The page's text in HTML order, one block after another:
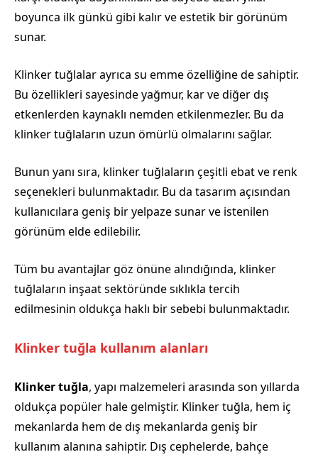
boyunca ilk günkü gibi kalır ve estetik bir görünüm
sunar.
Klinker tuğlalar ayrıca su emme özelliğine de sahiptir.
Bu özellikleri sayesinde yağmur, kar ve diğer dış
etkenlerden kaynaklı nemden etkilenmezler. Bu da
klinker tuğlaların uzun ömürlü olmalarını sağlar.
Bunun yanı sıra, klinker tuğlaların çeşitli ebat ve renk
seçenekleri bulunmaktadır. Bu da tasarım açısından
kullanıcılara geniş bir yelpaze sunar ve istenilen
görünüm elde edilebilir.
Tüm bu avantajlar göz önüne alındığında, klinker
tuğlaların inşaat sektöründe sıklıkla tercih
edilmesinin oldukça haklı bir sebebi bulunmaktadır.
Klinker tuğla kullanım alanları
Klinker tuğla, yapı malzemeleri arasında son yıllarda
oldukça popüler hale gelmiştir. Klinker tuğla, hem iç
mekanlarda hem de dış mekanlarda geniş bir
kullanım alanına sahiptir. Dış cephelerde, bahçe